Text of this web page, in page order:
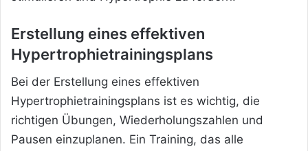
Erstellung eines effektiven
Hypertrophietrainingsplans
Bei der Erstellung eines effektiven
Hypertrophietrainingsplans ist es wichtig, die
richtigen Übungen, Wiederholungszahlen und
Pausen einzuplanen. Ein Training, das alle